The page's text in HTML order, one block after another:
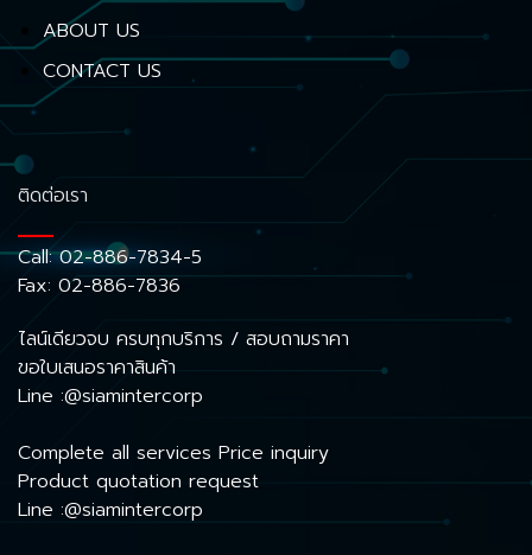
ABOUT US
CONTACT US
ติดต่อเรา
Call:02-886-7834-5
Fax: 02-886-7836
ไลน์เดียวจบ ครบทุกบริการ / สอบถามราคา
ขอใบเสนอราคาสินค้า
Line :@siamintercorp
Complete all services Price inquiry
Product quotation request
Line :@siamintercorp